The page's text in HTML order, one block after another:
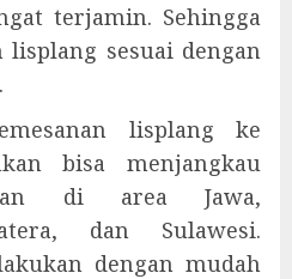
terjamin. Sehingga
lisplang sesuai dengan
lisplang ke
bisa menjangkau
di area Jawa,
dan Sulawesi.
dengan mudah